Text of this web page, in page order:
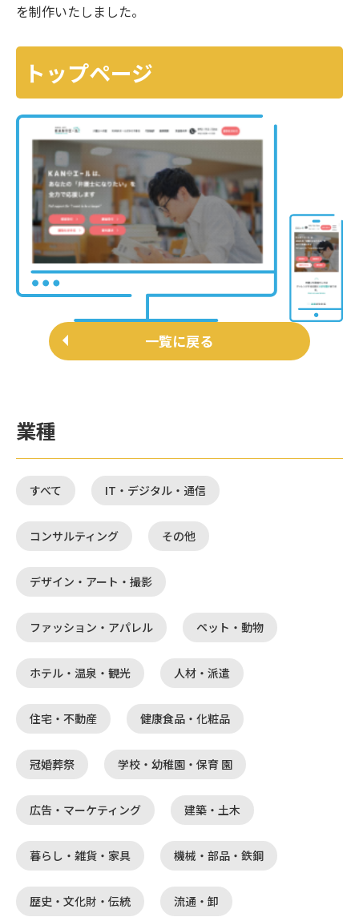
を制作いたしました。
トップページ
一覧に戻る
業種
すべて IT・デジタル・通信
コンサルティング その他
デザイン・アート・撮影
ファッション・アパレル ペット・動物
ホテル・温泉・観光 人材・派遣
住宅・不動産 健康食品・化粧品
冠婚葬祭 学校・幼稚園・保育 園
広告・マーケティング 建築・土木
暮らし・雑貨・家具 機械・部品・鉄鋼
歴史・文化財・伝統 流通・卸